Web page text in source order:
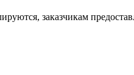
заказчикам